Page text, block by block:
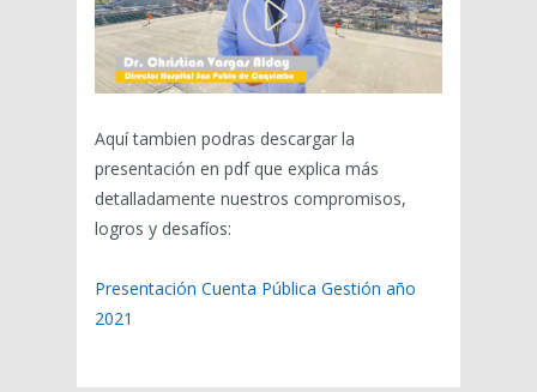
Aquí tambien podras descargar la
presentación en pdf que explica más
detalladamente nuestros compromisos,
logros y desafíos:
Presentación Cuenta Pública Gestión año
2021